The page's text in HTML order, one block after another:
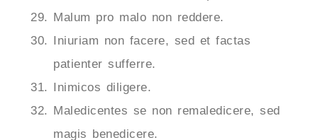
Malum pro malo non reddere.
Iniuriam non facere, sed et factas
patienter sufferre.
Inimicos diligere.
Maledicentes se non remaledicere, sed
magis benedicere.